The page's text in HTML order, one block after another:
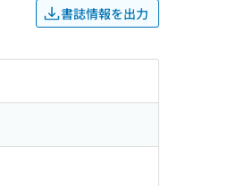
書誌情報を出力